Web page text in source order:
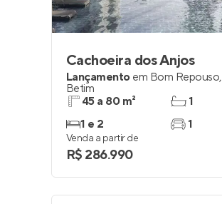
Cachoeira dos Anjos
Lançamento em Bom Repouso,
Betim
45 a 80 m²
1 e 2
1
1
Venda a partir de
R$ 286.990